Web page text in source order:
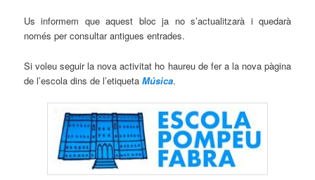
Us informem que aquest bloc ja no s’actualitzarà i quedarà
només per consultar antigues entrades.
Si voleu seguir la nova activitat ho haureu de fer a la nova pàgina
de l’escola dins de l’etiquetaMúsica.